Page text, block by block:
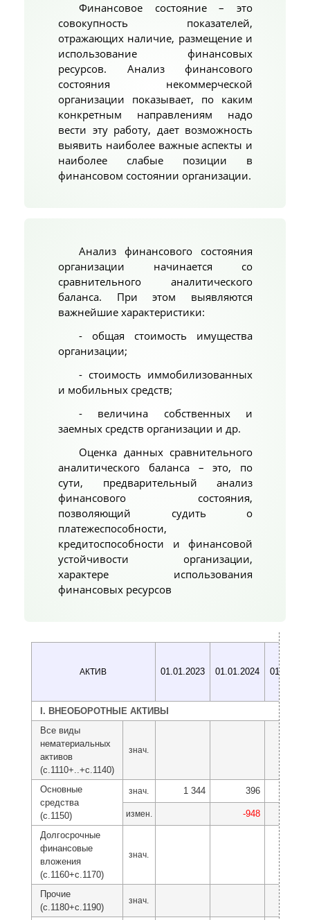
Финансовое состояние – это
совокупность показателей,
отражающих наличие, размещение и
использование финансовых
ресурсов. Анализ финансового
состояния некоммерческой
организации показывает, по каким
конкретным направлениям надо
вести эту работу, дает возможность
выявить наиболее важные аспекты и
наиболее слабые позиции в
финансовом состоянии организации.
Анализ финансового состояния
организации начинается со
сравнительного аналитического
баланса. При этом выявляются
важнейшие характеристики:
- общая стоимость имущества
организации;
- стоимость иммобилизованных
и мобильных средств;
- величина собственных и
заемных средств организации и др.
Оценка данных сравнительного
аналитического баланса – это, по
сути, предварительный анализ
финансового состояния,
позволяющий судить о
платежеспособности,
кредитоспособности и финансовой
устойчивости организации,
характере использования
финансовых ресурсов
АКТИВ 01.01.2023 01.01.2024
I. ВНЕОБОРОТНЫЕ АКТИВЫ
Все виды
нематериальных
активов
(с.1110+..+с.1140)
знач.
Основные
средства
(с.1150)
знач. 1 344 396
измен. -948
Долгосрочные
финансовые
вложения
(с.1160+с.1170)
знач.
Прочие
(с.1180+с.1190)
знач.